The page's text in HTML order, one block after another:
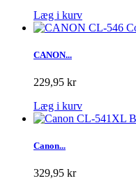
Læg i kurv
CANON...
229,95 kr
Læg i kurv
Canon...
329,95 kr